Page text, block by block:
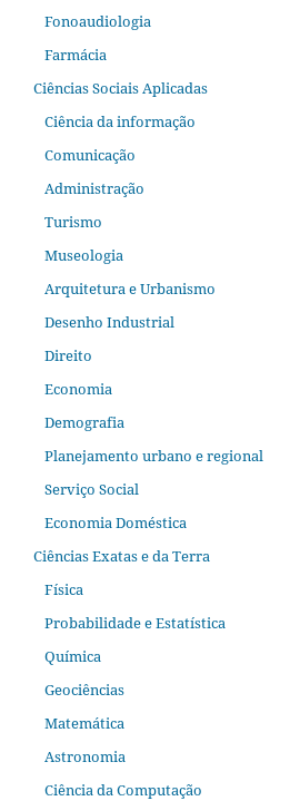
Fonoaudiologia
Farmácia
Ciências Sociais Aplicadas
Ciência da informação
Comunicação
Administração
Turismo
Museologia
Arquitetura e Urbanismo
Desenho Industrial
Direito
Economia
Demografia
Planejamento urbano e regional
Serviço Social
Economia Doméstica
Ciências Exatas e da Terra
Física
Probabilidade e Estatística
Química
Geociências
Matemática
Astronomia
Ciência da Computação